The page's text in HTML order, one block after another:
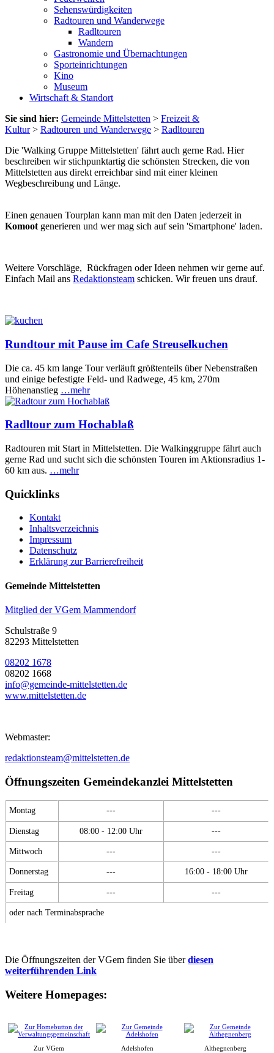
Sehenswürdigkeiten
Radtouren und Wanderwege
Radltouren
Wandern
Gastronomie und Übernachtungen
Sporteinrichtungen
Kino
Museum
Wirtschaft & Standort
Sie sind hier: Gemeinde Mittelstetten > Freizeit &
Kultur> Radtouren und Wanderwege > Radltouren
Die 'Walking Gruppe Mittelstetten' fährt auch gerne Rad. Hier
beschreiben wir stichpunktartig die schönsten Strecken, die von
Mittelstetten aus direkt erreichbar sind mit einer kleinen
Wegbeschreibung und Länge.
Einen genauen Tourplan kann man mit den Daten jederzeit in
Komoot generieren und wer mag sich auf sein 'Smartphone' laden.
Weitere Vorschläge, Rückfragen oder Ideen nehmen wir gerne auf.
Einfach Mail ans Redaktionsteam schicken. Wir freuen uns drauf.
Rundtour mit Pause im Cafe Streuselkuchen
Die ca. 45 km lange Tour verläuft größtenteils über Nebenstraßen
und einige befestigte Feld- und Radwege, 45 km, 270m
Höhenanstieg …mehr
Radltour zum Hochablaß
Radtouren mit Start in Mittelstetten. Die Walkinggruppe fährt auch
gerne Rad und sucht sich die schönsten Touren im Aktionsradius 1-
60 km aus. …mehr
Quicklinks
Kontakt
Inhaltsverzeichnis
Impressum
Datenschutz
Erklärung zur Barrierefreiheit
Gemeinde Mittelstetten
Mitglied der VGem Mammendorf
Schulstraße 9
82293 Mittelstetten
08202 1678
08202 1668
info@gemeinde-mittelstetten.de
www.mittelstetten.de
Webmaster:
redaktionsteam@mittelstetten.de
Öffnungszeiten Gemeindekanzlei Mittelstetten
Montag --- ---
Dienstag 08:00 - 12:00 Uhr ---
Mittwoch --- ---
Donnerstag --- 16:00 - 18:00 Uhr
Freitag --- ---
oder nach Terminabsprache
Die Öffnungszeiten der VGem finden Sie überdiesen
weiterführenden Link
Weitere Homepages:
Zur VGem Adelshofen Althegnenberg